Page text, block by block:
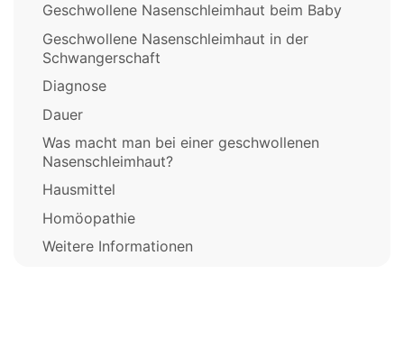
Geschwollene Nasenschleimhaut beim Baby
Geschwollene Nasenschleimhaut in der
Schwangerschaft
Diagnose
Dauer
Was macht man bei einer geschwollenen
Nasenschleimhaut?
Hausmittel
Homöopathie
Weitere Informationen